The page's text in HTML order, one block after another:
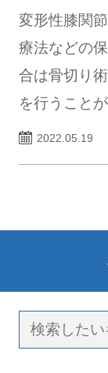
変形性膝関
療法などの
合は骨切り
を行うこと
2022.05.19